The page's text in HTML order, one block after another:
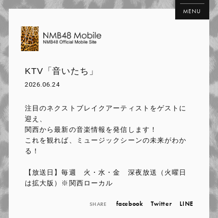
MENU
KTV「音いたち」
2026.06.24
注目のネクストブレイクアーティストをゲストに
迎え、
関西から最新の音楽情報を発信します！
これを観れば、ミュージックシーンの未来がわか
る！
【放送日】毎週 火・水・金 深夜放送（火曜日
は拡大版）※関西ローカル
SHARE facebook Twitter LINE